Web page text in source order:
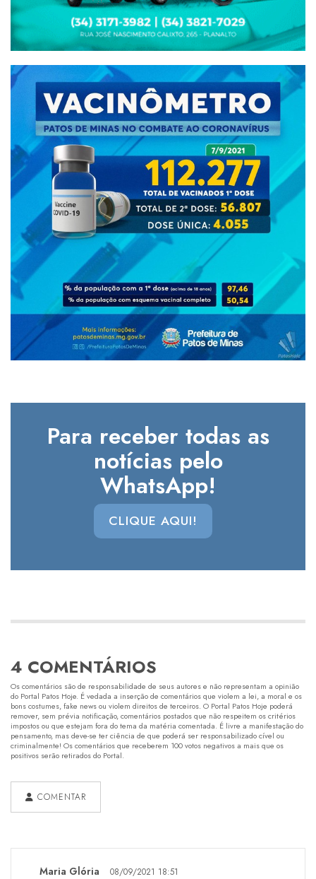
Para receber todas as
notícias pelo
WhatsApp!
CLIQUE AQUI!
4 COMENTÁRIOS
Os comentários são de responsabilidade de seus autores e não representam a opinião
do Portal Patos Hoje. É vedada a inserção de comentários que violem a lei, a moral e os
bons costumes, fake news ou violem direitos de terceiros. O Portal Patos Hoje poderá
remover, sem prévia notificação, comentários postados que não respeitem os critérios
impostos ou que estejam fora do tema da matéria comentada. É livre a manifestação do
pensamento, mas deve-se ter ciência de que poderá ser responsabilizado cível ou
criminalmente! Os comentários que receberem 100 votos negativos a mais que os
positivos serão retirados do Portal.
COMENTAR
Maria Glória 08/09/2021 18:51